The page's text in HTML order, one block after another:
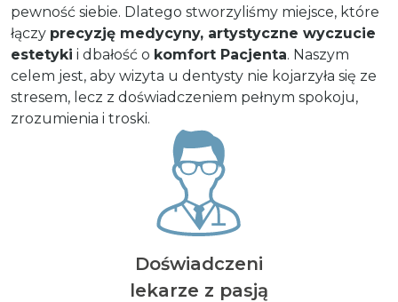
pewność siebie. Dlatego stworzyliśmy miejsce, które
łączy precyzję medycyny, artystyczne wyczucie
estetyki i dbałość o komfort Pacjenta. Naszym
celem jest, aby wizyta u dentysty nie kojarzyła się ze
stresem, lecz z doświadczeniem pełnym spokoju,
zrozumienia i troski.
Doświadczeni
lekarze z pasją